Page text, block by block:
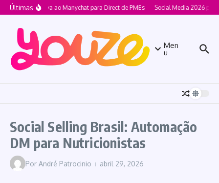
Ir para o conteúdo
Últimas
Alternativa ao Manychat para Direct de PMEs Social Media 2026 para
Men
u
Social Selling Brasil: Automação
DM para Nutricionistas
Por André Patrocinio abril 29, 2026